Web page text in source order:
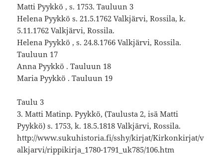
Matti Pyykkö , s. 1753. Tauluun 3
Helena Pyykkö s. 21.5.1762 Valkjärvi, Rossila, k.
5.11.1762 Valkjärvi, Rossila.
Helena Pyykkö , s. 24.8.1766 Valkjärvi, Rossila.
Tauluun 17
Anna Pyykkö . Tauluun 18
Maria Pyykkö . Tauluun 19
Taulu 3
3. Matti Matinp. Pyykkö, (Taulusta 2, isä Matti
Pyykkö) s. 1753, k. 18.5.1818 Valkjärvi, Rossila.
http://www.sukuhistoria.fi/sshy/kirjat/Kirkonkirjat/v
alkjarvi/rippikirja_1780-1791_uk785/106.htm